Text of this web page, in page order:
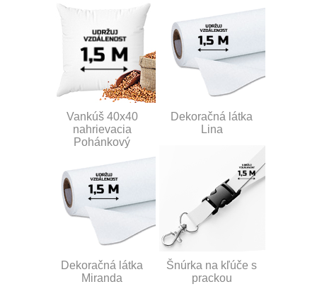
Vankúš 40x40
nahrievacia
Pohánkový
Dekoračná látka
Lina
Dekoračná látka
Miranda
Šnúrka na kľúče s
prackou